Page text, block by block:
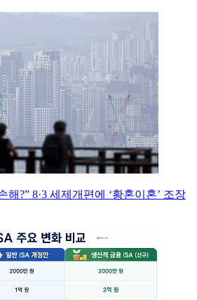
해?” 8·3 세제개편에 ‘황혼이혼’ 조장